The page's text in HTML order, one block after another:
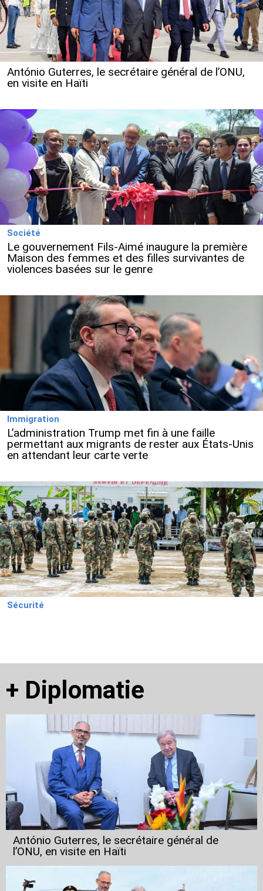
António Guterres, le secrétaire général de l’ONU,
en visite en Haïti
Société
Le gouvernement Fils-Aimé inaugure la première
Maison des femmes et des filles survivantes de
violences basées sur le genre
Immigration
L’administration Trump met fin à une faille
permettant aux migrants de rester aux États-Unis
en attendant leur carte verte
Sécurité
+ Diplomatie
António Guterres, le secrétaire général de
l’ONU, en visite en Haïti